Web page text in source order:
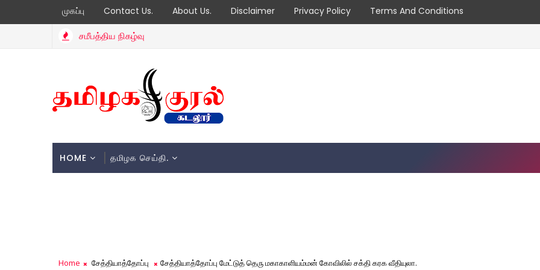
முகப்பு Contact Us. About Us. Disclaimer Privacy Policy Terms And Conditions
சமீபத்திய நிகழ்வு
HOME தமிழக செய்தி.
Home சேத்தியாத்தோப்பு சேத்தியாத்தோப்பு மேட்டுத் தெரு மகாகாளியம்மன் கோவிலில் சக்தி கரக வீதியுலா.